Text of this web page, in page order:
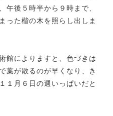
午後５時半から９時まで、
った楷の木を照らし出しま
館によりますと、色づきは
葉が散るのが早くなり、き
１月６日の週いっぱいだと